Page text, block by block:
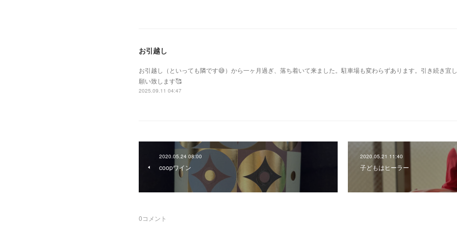
お引越し
お引越し（といっても隣です😅）から一ヶ月過ぎ、落ち着いて来ました。駐車場も変わらずあります。引き続き宜
願い致します🥰
2025.09.11 04:47
2020.05.24 08:00
coopワイン
2020.05.21 11:40
子どもはヒーラー
0コメント